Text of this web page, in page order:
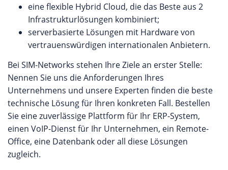
eine flexible Hybrid Cloud, die das Beste aus 2
Infrastrukturlösungen kombiniert;
serverbasierte Lösungen mit Hardware von
vertrauenswürdigen internationalen Anbietern.
Bei SIM-Networks stehen Ihre Ziele an erster Stelle:
Nennen Sie uns die Anforderungen Ihres
Unternehmens und unsere Experten finden die beste
technische Lösung für Ihren konkreten Fall. Bestellen
Sie eine zuverlässige Plattform für Ihr ERP-System,
einen VoIP-Dienst für Ihr Unternehmen, ein Remote-
Office, eine Datenbank oder all diese Lösungen
zugleich.